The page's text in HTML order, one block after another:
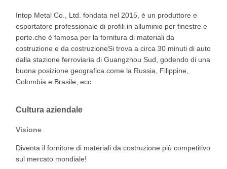
Intop Metal Co., Ltd. fondata nel 2015, è un produttore e
esportatore professionale di profili in alluminio per finestre e
porte.che è famosa per la fornitura di materiali da
costruzione e da costruzioneSi trova a circa 30 minuti di auto
dalla stazione ferroviaria di Guangzhou Sud, godendo di una
buona posizione geografica.come la Russia, Filippine,
Colombia e Brasile, ecc.
Cultura aziendale
Visione
Diventa il fornitore di materiali da costruzione più competitivo
sul mercato mondiale!